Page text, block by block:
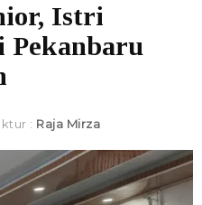
Istri
Pekanbaru
: Raja Mirza